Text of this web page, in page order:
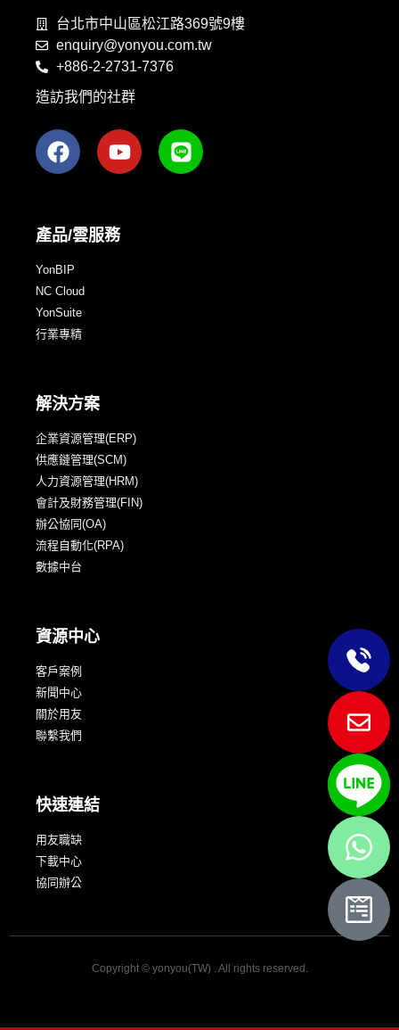
台北市中山區松江路369號9樓
enquiry@yonyou.com.tw
+886-2-2731-7376
造訪我們的社群
產品/雲服務
YonBIP
NC Cloud
YonSuite
行業專精
解決方案
企業資源管理(ERP)
供應鏈管理(SCM)
人力資源管理(HRM)
會計及財務管理(FIN)
辦公協同(OA)
流程自動化(RPA)
數據中台
資源中心
客戶案例
新聞中心
關於用友
聯繫我們
快速連結
用友職缺
下載中心
協同辦公
Copyright © yonyou(TW) . All rights reserved.